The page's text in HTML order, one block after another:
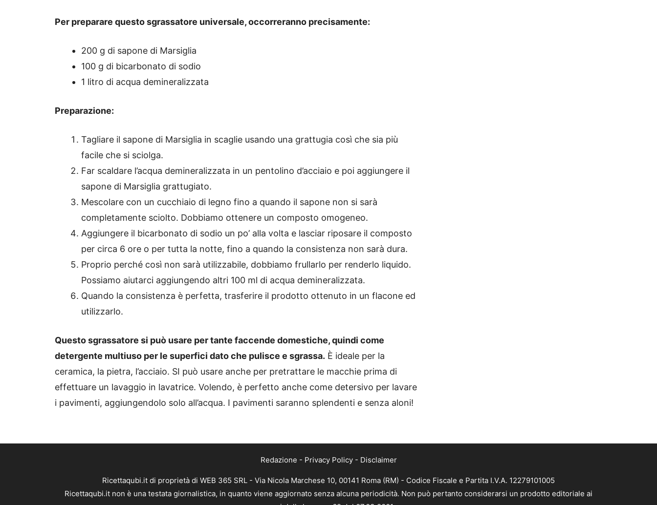
Per preparare questo sgrassatore universale, occorreranno precisamente:
200 g di sapone di Marsiglia
100 g di bicarbonato di sodio
1 litro di acqua demineralizzata
Preparazione:
Tagliare il sapone di Marsiglia in scaglie usando una grattugia così che sia più
facile che si sciolga.
Far scaldare l’acqua demineralizzata in un pentolino d’acciaio e poi aggiungere il
sapone di Marsiglia grattugiato.
Mescolare con un cucchiaio di legno fino a quando il sapone non si sarà
completamente sciolto. Dobbiamo ottenere un composto omogeneo.
Aggiungere il bicarbonato di sodio un po’ alla volta e lasciar riposare il composto
per circa 6 ore o per tutta la notte, fino a quando la consistenza non sarà dura.
Proprio perché così non sarà utilizzabile, dobbiamo frullarlo per renderlo liquido.
Possiamo aiutarci aggiungendo altri 100 ml di acqua demineralizzata.
Quando la consistenza è perfetta, trasferire il prodotto ottenuto in un flacone ed
utilizzarlo.
Questo sgrassatore si può usare per tante faccende domestiche, quindi come
detergente multiuso per le superfici dato che pulisce e sgrassa. È ideale per la
ceramica, la pietra, l’acciaio. SI può usare anche per pretrattare le macchie prima di
effettuare un lavaggio in lavatrice. Volendo, è perfetto anche come detersivo per lavare
i pavimenti, aggiungendolo solo all’acqua. I pavimenti saranno splendenti e senza aloni!
Redazione - Privacy Policy- Disclaimer
Ricettaqubi.it di proprietà di WEB 365 SRL - Via Nicola Marchese 10, 00141 Roma (RM) - Codice Fiscale e Partita I.V.A. 12279101005
Ricettaqubi.it non è una testata giornalistica, in quanto viene aggiornato senza alcuna periodicità. Non può pertanto considerarsi un prodotto editoriale ai